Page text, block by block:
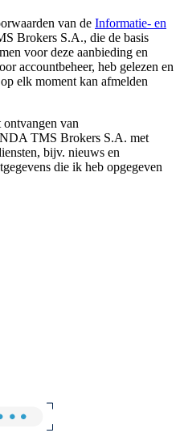
van de Informatie- en
Brokers S.A., die de basis
voor deze aanbieding en
accountbeheer, heb gelezen en
elk moment kan afmelden
van
TMS Brokers S.A. met
bijv. nieuws en
die ik heb opgegeven